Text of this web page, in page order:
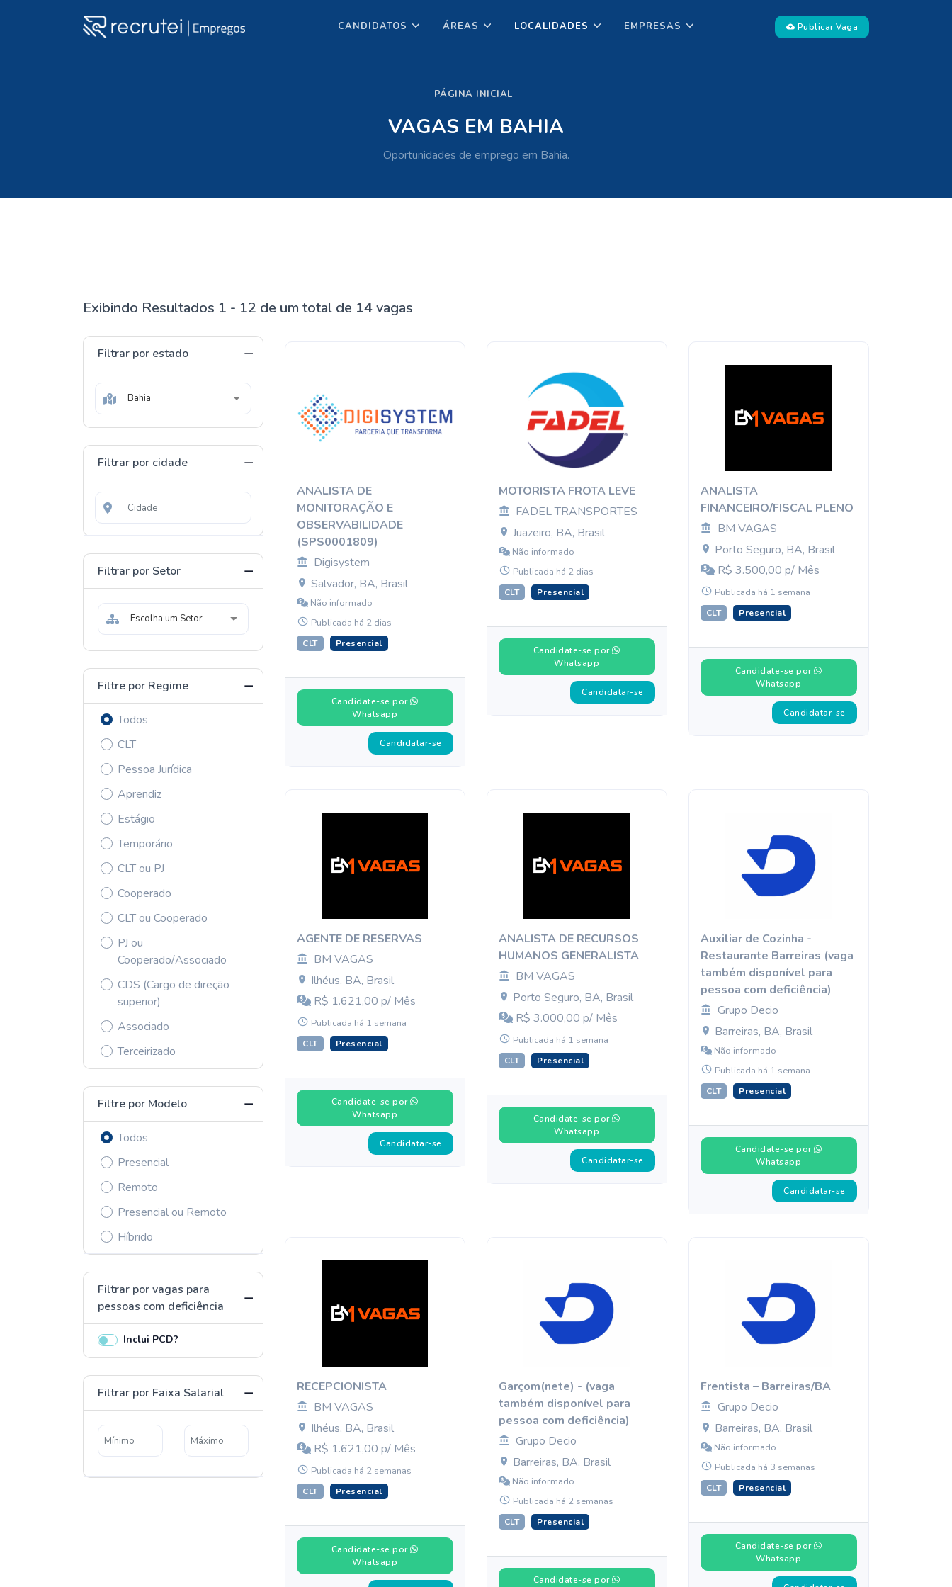
Publicar Vaga
CANDIDATOS ÁREAS LOCALIDADES EMPRESAS
PÁGINA INICIAL
VAGAS EM BAHIA
Oportunidades de emprego em Bahia.
Exibindo Resultados 1 - 12 de um total de 14vagas
Filtrar por estado
Bahia
Filtrar por cidade
Filtrar por Setor
Escolha um Setor
Filtre por Regime
Todos
CLT
Pessoa Jurídica
Aprendiz
Estágio
Temporário
CLT ou PJ
Cooperado
CLT ou Cooperado
PJ ou
Cooperado/Associado
CDS (Cargo de direção
superior)
Associado
Terceirizado
Filtre por Modelo
Todos
Presencial
Remoto
Presencial ou Remoto
Híbrido
Filtrar por vagas para
pessoas com deficiência
Inclui PCD?
Filtrar por Faixa Salarial
ANALISTA DE
MONITORAÇÃO E
OBSERVABILIDADE
(SPS0001809)
Digisystem
Salvador, BA, Brasil
Não informado
Publicada há 2 dias
CLT Presencial
Candidate-se por
Whatsapp
Candidatar-se
MOTORISTA FROTA LEVE
FADEL TRANSPORTES
Juazeiro, BA, Brasil
Não informado
Publicada há 2 dias
CLT Presencial
Candidate-se por
Whatsapp
Candidatar-se
ANALISTA
FINANCEIRO/FISCAL PLENO
BM VAGAS
Porto Seguro, BA, Brasil
R$ 3.500,00 p/ Mês
Publicada há 1 semana
CLT Presencial
Candidate-se por
Whatsapp
Candidatar-se
AGENTE DE RESERVAS
BM VAGAS
Ilhéus, BA, Brasil
R$ 1.621,00 p/ Mês
Publicada há 1 semana
CLT Presencial
Candidate-se por
Whatsapp
Candidatar-se
ANALISTA DE RECURSOS
HUMANOS GENERALISTA
BM VAGAS
Porto Seguro, BA, Brasil
R$ 3.000,00 p/ Mês
Publicada há 1 semana
CLT Presencial
Candidate-se por
Whatsapp
Candidatar-se
Auxiliar de Cozinha -
Restaurante Barreiras (vaga
também disponível para
pessoa com deficiência)
Grupo Decio
Barreiras, BA, Brasil
Não informado
Publicada há 1 semana
CLT Presencial
Candidate-se por
Whatsapp
Candidatar-se
RECEPCIONISTA
BM VAGAS
Ilhéus, BA, Brasil
R$ 1.621,00 p/ Mês
Publicada há 2 semanas
CLT Presencial
Candidate-se por
Whatsapp
Garçom(nete) - (vaga
também disponível para
pessoa com deficiência)
Grupo Decio
Barreiras, BA, Brasil
Não informado
Publicada há 2 semanas
CLT Presencial
Candidate-se por
Frentista – Barreiras/BA
Grupo Decio
Barreiras, BA, Brasil
Não informado
Publicada há 3 semanas
CLT Presencial
Candidate-se por
Whatsapp